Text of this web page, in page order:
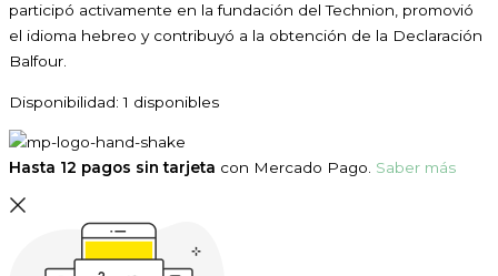
participó activamente en la fundación del Technion, promovió
el idioma hebreo y contribuyó a la obtención de la Declaración
Balfour.
Disponibilidad: 1 disponibles
Hasta 12 pagos sin tarjeta con Mercado Pago. Saber más